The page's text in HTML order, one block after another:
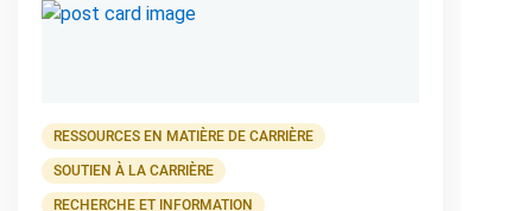
RESSOURCES EN MATIÈRE DE CARRIÈRE
SOUTIEN À LA CARRIÈRE
RECHERCHE ET INFORMATION